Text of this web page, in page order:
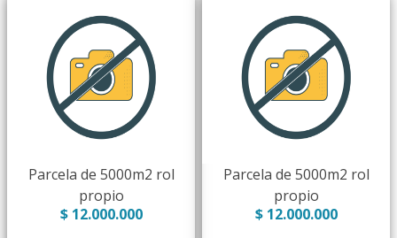
Parcela de 5000m2 rol
propio
$ 12.000.000
Parcela de 5000m2 rol
propio
$ 12.000.000